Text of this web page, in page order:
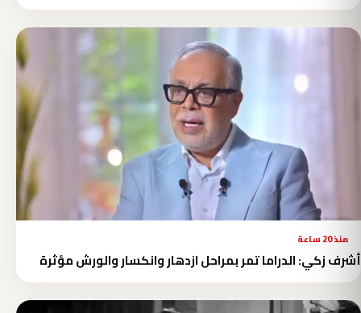
منذ 20 ساعة
أشرف زكي: الدراما تمر بمراحل ازدهار وانكسار والورش مؤثرة